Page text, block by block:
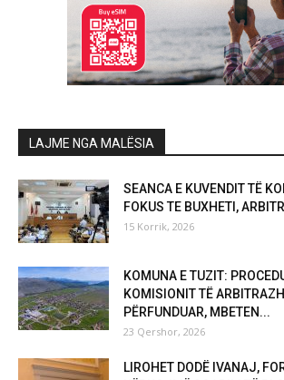
LAJME NGA MALËSIA
SEANCA E KUVENDIT TË
FOKUS TE BUXHETI,
15 Korrik, 2026
KOMUNA E TUZIT:
KOMISIONIT TË
PËRFUNDUAR, MBETEN...
23 Qershor, 2026
LIROHET DODË IVANAJ,